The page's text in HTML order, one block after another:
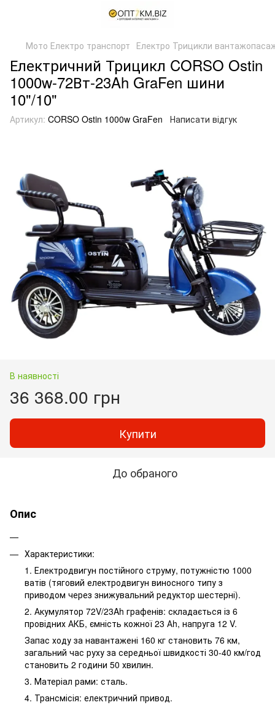
Мото Електро транспорт Електро Трицикли
Електричний Трицикл CORSO Ostin
1000w-72Вт-23Ah GraFen шини
10"/10"
Артикул: CORSO Ostin 1000w GraFen Написати відгук
В наявності
36 368.00 грн
Купити
До обраного
Опис
Характеристики:
1. Електродвигун постійного струму, потужністю 1000
ватів (тяговий електродвигун виносного типу з
приводом через знижувальний редуктор шестерні).
2. Акумулятор 72V/23Ah графенів: складається із 6
провідних АКБ, ємність кожної 23 Аh, напруга 12 V.
Запас ходу за навантажені 160 кг становить 76 км,
загальний час руху за середньої швидкості 30-40 км/год
становить 2 години 50 хвилин.
3. Матеріал рами: сталь.
4. Трансмісія: електричний привод.